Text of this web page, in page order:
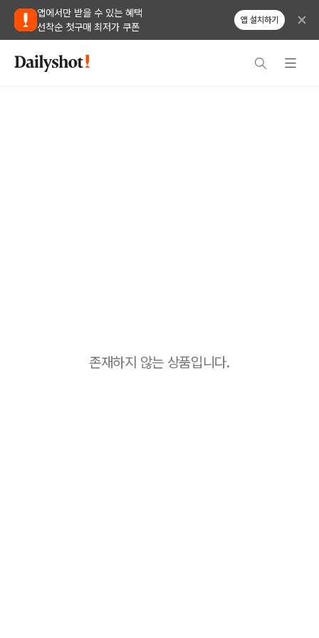
앱에서만 받을 수 있는 혜택
선착순 첫구매 최저가 쿠폰
앱 설치하기
존재하지 않는 상품입니다.